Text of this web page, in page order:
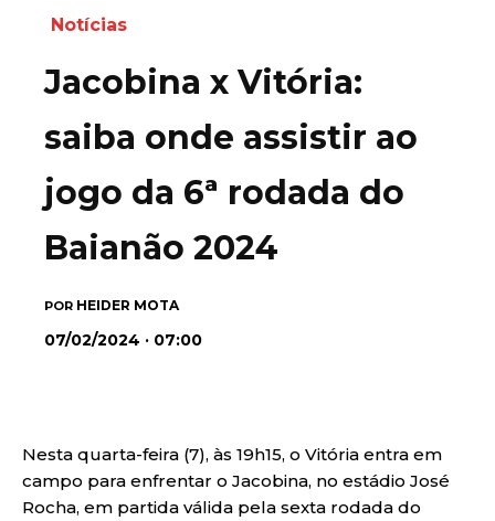
Notícias
Jacobina x Vitória:
saiba onde assistir ao
jogo da 6ª rodada do
Baianão 2024
POR HEIDER MOTA
07/02/2024 · 07:00
Nesta quarta-feira (7), às 19h15, o Vitória entra em
campo para enfrentar o Jacobina, no estádio José
Rocha, em partida válida pela sexta rodada do